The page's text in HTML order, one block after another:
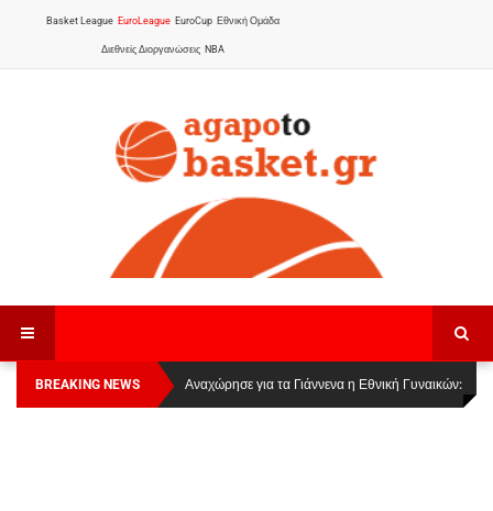
Basket League EuroLeague EuroCup Εθνική Ομάδα
Διεθνείς Διοργανώσεις NBA
BREAKING NEWS
Οι Πάνθηρες Καβάλας στην Women Basketball
League 1
Αναχώρησε για τα Γιάννενα η Εθνική Γυναικών: